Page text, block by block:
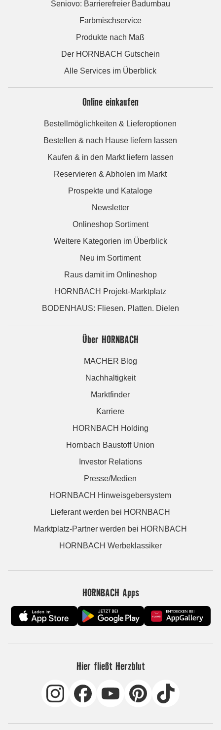
Seniovo: Barrierefreier Badumbau
Farbmischservice
Produkte nach Maß
Der HORNBACH Gutschein
Alle Services im Überblick
Online einkaufen
Bestellmöglichkeiten & Lieferoptionen
Bestellen & nach Hause liefern lassen
Kaufen & in den Markt liefern lassen
Reservieren & Abholen im Markt
Prospekte und Kataloge
Newsletter
Onlineshop Sortiment
Weitere Kategorien im Überblick
Neu im Sortiment
Raus damit im Onlineshop
HORNBACH Projekt-Marktplatz
BODENHAUS: Fliesen. Platten. Dielen
Über HORNBACH
MACHER Blog
Nachhaltigkeit
Marktfinder
Karriere
HORNBACH Holding
Hornbach Baustoff Union
Investor Relations
Presse/Medien
HORNBACH Hinweisgebersystem
Lieferant werden bei HORNBACH
Marktplatz-Partner werden bei HORNBACH
HORNBACH Werbeklassiker
HORNBACH Apps
Hier fließt Herzblut